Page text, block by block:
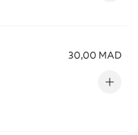
30,00 MAD